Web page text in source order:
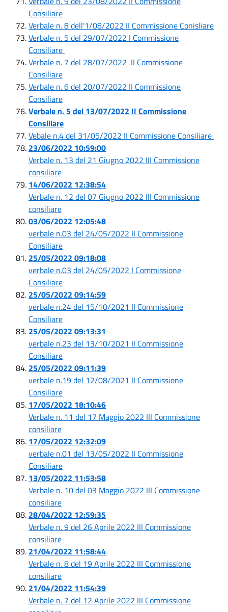
Consiliare
Verbale n. 8 dell'1/08/2022 II Commissione Conisliare
Verbale n. 5 del 29/07/2022 I Commissione
Consiliare
Verbale n. 7 del 28/07/2022 II Commissione
Consiliare
Verbale n. 6 del 20/07/2022 II Commissione
Consiliare
Verbale n. 5 del 13/07/2022 II Commissione
Consiliare
Vebale n.4 del 31/05/2022 II Commissione Consiliare
23/06/2022 10:59:00
Verbale n. 13 del 21 Giugno 2022 III Commissione
consiliare
14/06/2022 12:38:54
Verbale n. 12 del 07 Giugno 2022 III Commissione
consiliare
03/06/2022 12:05:48
verbale n.03 del 24/05/2022 II Commissione
Consiliare
25/05/2022 09:18:08
verbale n.03 del 24/05/2022 I Commissione
Consiliare
25/05/2022 09:14:59
verbale n.24 del 15/10/2021 II Commissione
Consiliare
25/05/2022 09:13:31
verbale n.23 del 13/10/2021 II Commissione
Consiliare
25/05/2022 09:11:39
verbale n.19 del 12/08/2021 II Commissione
Consiliare
17/05/2022 18:10:46
Verbale n. 11 del 17 Maggio 2022 III Commissione
consiliare
17/05/2022 12:32:09
verbale n.01 del 13/05/2022 II Commissione
Consiliare
13/05/2022 11:53:58
Verbale n. 10 del 03 Maggio 2022 III Commissione
consiliare
28/04/2022 12:59:35
Verbale n. 9 del 26 Aprile 2022 III Commissione
consiliare
21/04/2022 11:58:44
Verbale n. 8 del 19 Aprile 2022 III Commissione
consiliare
21/04/2022 11:54:39
Verbale n. 7 del 12 Aprile 2022 III Commissione